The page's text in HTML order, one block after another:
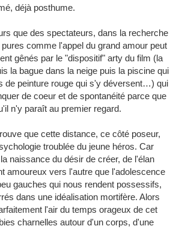
déjà posthume.
que des spectateurs, dans la recherche
comme l'appel du grand amour peut
gênés par le "dispositif" arty du film (la
la bague dans la neige puis la piscine qui
de peinture rouge qui s'y déversent…) qui
de coeur et de spontanéité parce que
n'y paraît au premier regard.
que cette distance, ce côté poseur,
troublée du jeune héros. Car
naissance du désir de créer, de l'élan
amoureux vers l'autre que l'adolescence
gauches qui nous rendent possessifs,
dans une idéalisation mortifère. Alors
l'air du temps orageux de cet
charnelles autour d'un corps, d'une